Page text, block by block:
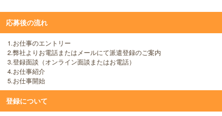
応募後の流れ
1.お仕事のエントリー
2.弊社よりお電話またはメールにて派遣登録のご案内
3.登録面談（オンライン面談またはお電話）
4.お仕事紹介
5.お仕事開始
登録について